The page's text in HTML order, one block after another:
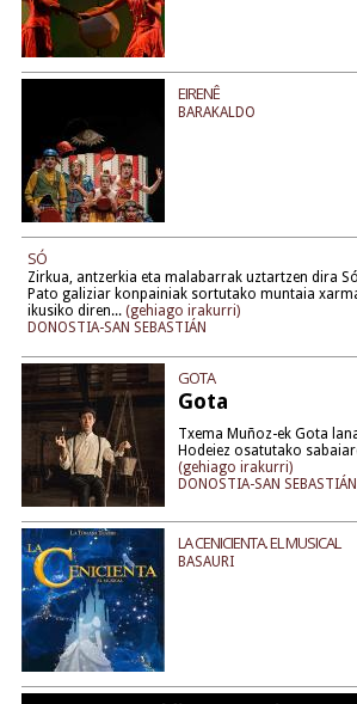
EIRENÊ
BARAKALDO
SÓ
Zirkua, antzerkia eta malabarrak uztartzen dira
Pato galiziar konpainiak sortutako muntaia
ikusiko diren... (gehiago irakurri)
DONOSTIA-SAN SEBASTIÁN
GOTA
Gota
Txema Muñoz-ek Gota
Hodeiez osatutako
(gehiago irakurri)
DONOSTIA-SAN
LA CENICIENTA. EL MUSICAL
BASAURI